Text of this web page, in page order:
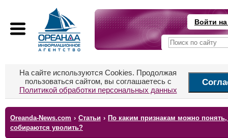
Войти
На сайте используются Cookies. Продолжая
пользоваться сайтом, вы соглашаетесь с
Политикой обработки персональных данных
Oreanda-News.com › Статьи › По каким признакам можно понять,
собираются уволить?